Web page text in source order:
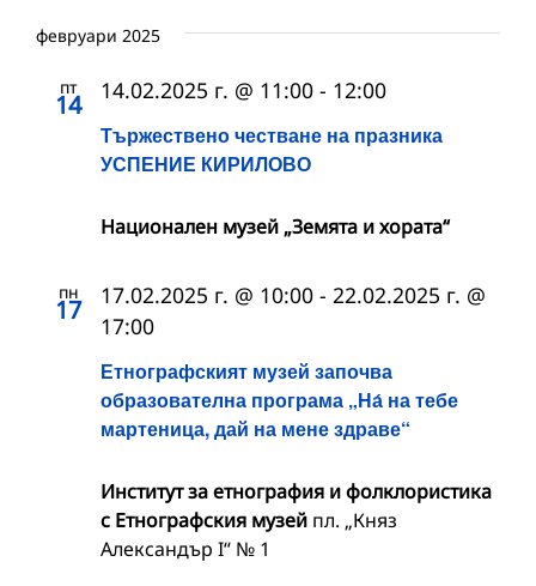
февруари 2025
пт
14
Тържествено честване на празника
УСПЕНИЕ КИРИЛОВО
14.02.2025 г. @ 11:00 - 12:00
Национален музей „Земята и хората“
пн
17
Етнографският музей започва
образователна програма „На́ на тебе
мартеница, дай на мене здраве“
17.02.2025 г. @ 10:00 - 22.02.2025 г. @
17:00
Институт за етнография и фолклористика
с Етнографския музей пл. „Княз
Александър I“ № 1